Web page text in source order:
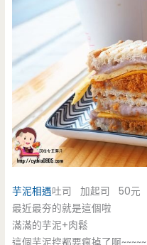
芋泥相遇吐司 加起司 50元
最近最夯的就是這個啦
滿滿的芋泥+肉鬆